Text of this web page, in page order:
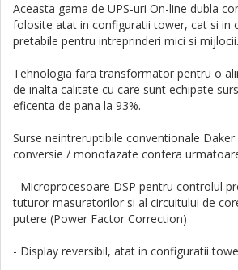
Aceasta gama de UPS-uri On-line dubla
folosite atat in configuratii tower, cat si in
pretabile pentru intreprinderi mici si mijlocii.
Tehnologia fara transformator pentru o
de inalta calitate cu care sunt echipate
eficenta de pana la 93%.
Surse neintreruptibile conventionale
conversie / monofazate confera
- Microprocesoare DSP pentru controlul
tuturor masuratorilor si al circuitului de
putere (Power Factor Correction)
- Display reversibil, atat in configuratii